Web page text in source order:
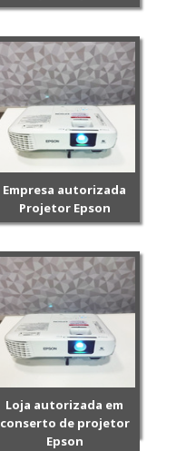
Empresa autorizada
Projetor Epson
Loja autorizada em
conserto de projetor
Epson